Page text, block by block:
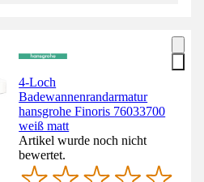
4-Loch
Badewannenrandarmatur
hansgrohe Finoris 76033700
weiß matt
Artikel wurde noch nicht
bewertet.